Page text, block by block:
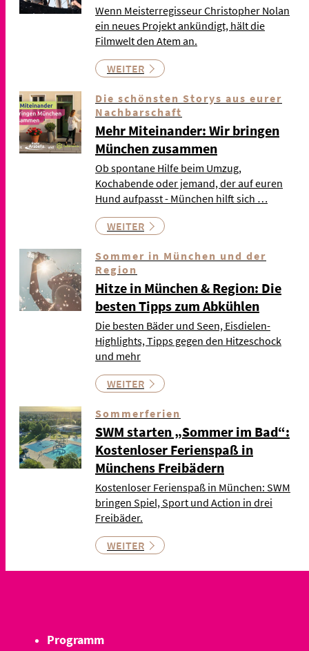
Wenn Meisterregisseur Christopher Nolan
ein neues Projekt ankündigt, hält die
Filmwelt den Atem an.
WEITER
Die schönsten Storys aus eurer
Nachbarschaft
Mehr Miteinander: Wir bringen
München zusammen
Ob spontane Hilfe beim Umzug,
Kochabende oder jemand, der auf euren
Hund aufpasst - München hilft sich …
WEITER
Sommer in München und der
Region
Hitze in München & Region: Die
besten Tipps zum Abkühlen
Die besten Bäder und Seen, Eisdielen-
Highlights, Tipps gegen den Hitzeschock
und mehr
WEITER
Sommerferien
SWM starten „Sommer im Bad“:
Kostenloser Ferienspaß in
Münchens Freibädern
Kostenloser Ferienspaß in München: SWM
bringen Spiel, Sport und Action in drei
Freibäder.
WEITER
Programm